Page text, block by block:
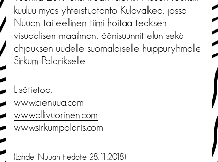
kuuluu myös yhteistuotanto Kulovalkea, jossa
Nuuan taiteellinen tiimi hoitaa teoksen
visuaalisen maailman, äänisuunnittelun sekä
ohjauksen uudelle suomalaiselle huippuryhmälle
Sirkum Polarikselle.
Lisätietoa:
www.cienuua.com
www.ollivuorinen.com
www.sirkumpolaris.com
(Lähde: Nuuan tiedote 28.11.2018)